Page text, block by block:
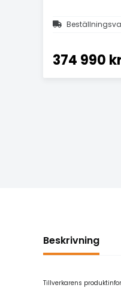
374 990
Beskrivning
Tillverkarens